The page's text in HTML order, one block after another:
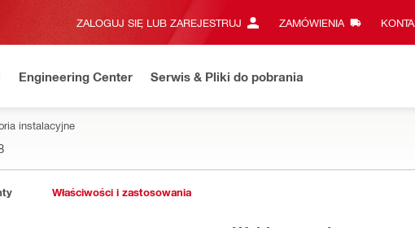
ZALOGUJ SIĘ LUB ZAREJESTRUJ ZAMÓWIENIA
Engineering Center Serwis & Pliki do pobrania
instalacyjne
Właściwości i zastosowania